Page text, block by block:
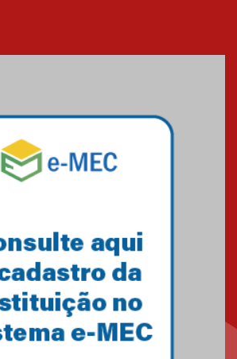
referência mundial em
Pós-Asco: evento do HUEM
debate novidades sobre
estudos e tratamentos contra
o câncer
MackPesquisa 2026 prorroga
inscrições até 14 de agosto
15.06.2026